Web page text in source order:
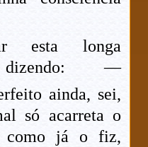
esta longa
dizendo: —
ainda, sei,
só acarreta o
como já o fiz,